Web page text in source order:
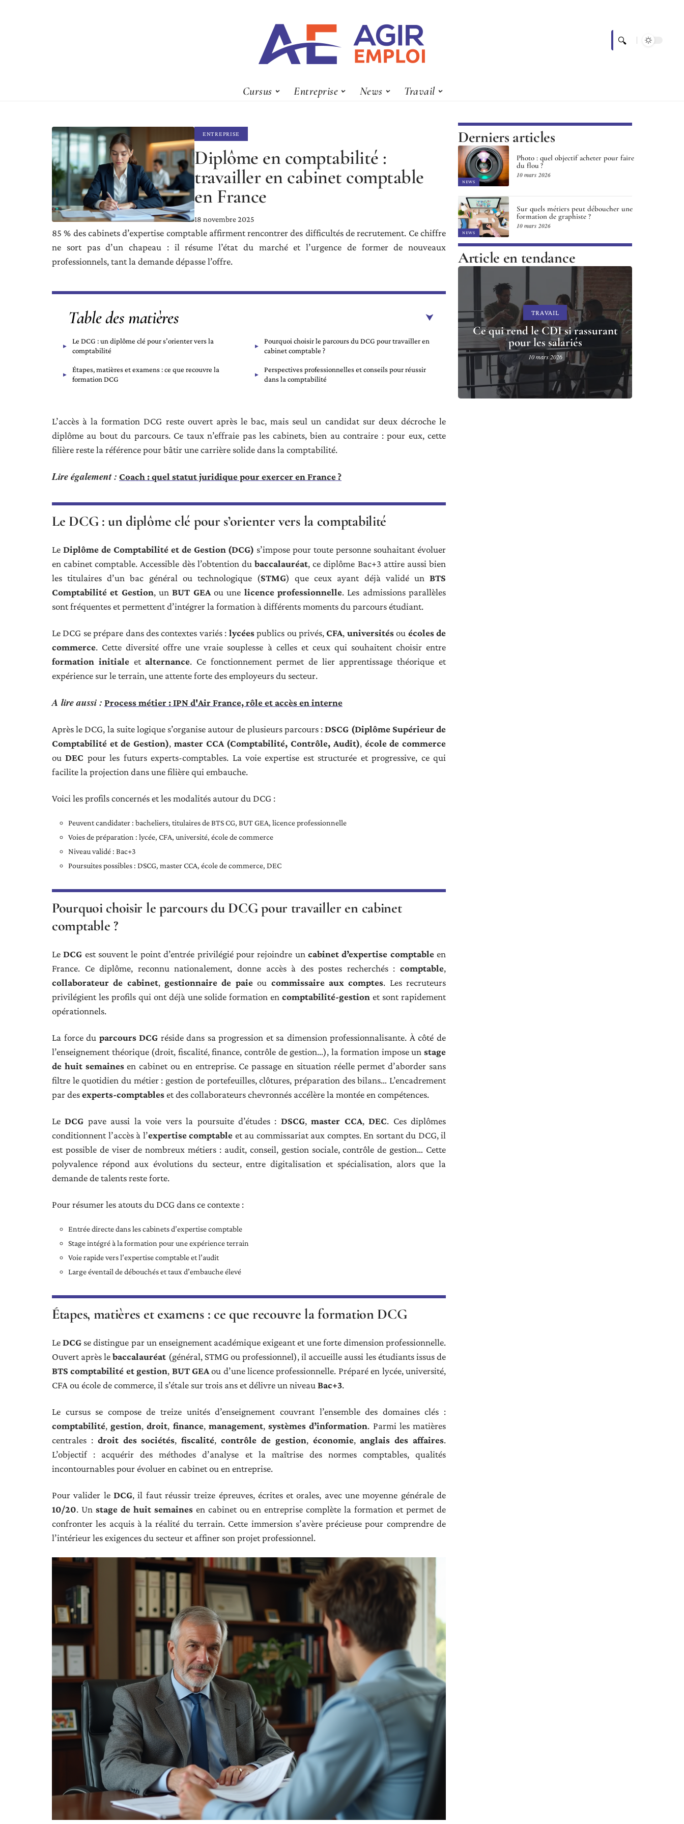
Cursus Entreprise News Travail
ENTREPRISE
Diplôme en comptabilité :
travailler en cabinet comptable
en France
18 novembre 2025
85 % des cabinets d’expertise comptable affirment rencontrer des difficultés de recrutement. Ce chiffre
ne sort pas d’un chapeau : il résume l’état du marché et l’urgence de former de nouveaux
professionnels, tant la demande dépasse l’offre.
Table des matières
Le DCG : un diplôme clé pour s’orienter vers la
comptabilité
Pourquoi choisir le parcours du DCG pour travailler en
cabinet comptable ?
Étapes, matières et examens : ce que recouvre la
formation DCG
Perspectives professionnelles et conseils pour réussir
dans la comptabilité
L’accès à la formation DCG reste ouvert après le bac, mais seul un candidat sur deux décroche le
diplôme au bout du parcours. Ce taux n’effraie pas les cabinets, bien au contraire : pour eux, cette
filière reste la référence pour bâtir une carrière solide dans la comptabilité.
Lire également : Coach : quel statut juridique pour exercer en France ?
Le DCG : un diplôme clé pour s’orienter vers la comptabilité
Le Diplôme de Comptabilité et de Gestion (DCG) s’impose pour toute personne souhaitant évoluer
en cabinet comptable. Accessible dès l’obtention dubaccalauréat, ce diplôme Bac+3 attire aussi bien
les titulaires d’un bac général ou technologique (STMG) que ceux ayant déjà validé un BTS
Comptabilité et Gestion, unBUT GEAou une licence professionnelle. Les admissions parallèles
sont fréquentes et permettent d’intégrer la formation à différents moments du parcours étudiant.
Le DCG se prépare dans des contextes variés : lycéespublics ou privés,CFA, universitésou écoles de
commerce. Cette diversité offre une vraie souplesse à celles et ceux qui souhaitent choisir entre
formation initialeetalternance. Ce fonctionnement permet de lier apprentissage théorique et
expérience sur le terrain, une attente forte des employeurs du secteur.
A lire aussi : Process métier : IPN d'Air France, rôle et accès en interne
Après le DCG, la suite logique s’organise autour de plusieurs parcours :DSCG (Diplôme Supérieur de
Comptabilité et de Gestion), master CCA (Comptabilité, Contrôle, Audit), école de commerce
ouDEC pour les futurs experts-comptables. La voie expertise est structurée et progressive, ce qui
facilite la projection dans une filière qui embauche.
Voici les profils concernés et les modalités autour du DCG :
Peuvent candidater : bacheliers, titulaires de BTS CG, BUT GEA, licence professionnelle
Voies de préparation : lycée, CFA, université, école de commerce
Niveau validé : Bac+3
Poursuites possibles : DSCG, master CCA, école de commerce, DEC
Pourquoi choisir le parcours du DCG pour travailler en cabinet
comptable ?
LeDCG est souvent le point d’entrée privilégié pour rejoindre un cabinet d’expertise comptableen
France. Ce diplôme, reconnu nationalement, donne accès à des postes recherchés : comptable,
collaborateur de cabinet,gestionnaire de paieou commissaire aux comptes. Les recruteurs
privilégient les profils qui ont déjà une solide formation encomptabilité-gestion et sont rapidement
opérationnels.
La force du parcours DCG réside dans sa progression et sa dimension professionnalisante. À côté de
l’enseignement théorique (droit, fiscalité, finance, contrôle de gestion…), la formation impose un stage
de huit semainesen cabinet ou en entreprise. Ce passage en situation réelle permet d’aborder sans
filtre le quotidien du métier : gestion de portefeuilles, clôtures, préparation des bilans… L’encadrement
par desexperts-comptableset des collaborateurs chevronnés accélère la montée en compétences.
LeDCG pave aussi la voie vers la poursuite d’études : DSCG,master CCA,DEC. Ces diplômes
conditionnent l’accès à l’expertise comptable et au commissariat aux comptes. En sortant du DCG, il
est possible de viser de nombreux métiers : audit, conseil, gestion sociale, contrôle de gestion… Cette
polyvalence répond aux évolutions du secteur, entre digitalisation et spécialisation, alors que la
demande de talents reste forte.
Pour résumer les atouts du DCG dans ce contexte :
Entrée directe dans les cabinets d’expertise comptable
Stage intégré à la formation pour une expérience terrain
Voie rapide vers l’expertise comptable et l’audit
Large éventail de débouchés et taux d’embauche élevé
Étapes, matières et examens : ce que recouvre la formation DCG
LeDCG se distingue par un enseignement académique exigeant et une forte dimension professionnelle.
Ouvert après lebaccalauréat (général, STMG ou professionnel), il accueille aussi les étudiants issus de
BTS comptabilité et gestion, BUT GEAou d’une licence professionnelle. Préparé en lycée, université,
CFA ou école de commerce, il s’étale sur trois ans et délivre un niveau Bac+3.
Le cursus se compose de treize unités d’enseignement couvrant l’ensemble des domaines clés :
comptabilité,gestion,droit, finance, management,systèmes d’information. Parmi les matières
centrales : droit des sociétés,fiscalité,contrôle de gestion, économie,anglais des affaires.
L’objectif : acquérir des méthodes d’analyse et la maîtrise des normes comptables, qualités
incontournables pour évoluer en cabinet ou en entreprise.
Pour valider le DCG, il faut réussir treize épreuves, écrites et orales, avec une moyenne générale de
10/20. Un stage de huit semainesen cabinet ou en entreprise complète la formation et permet de
confronter les acquis à la réalité du terrain. Cette immersion s’avère précieuse pour comprendre de
l’intérieur les exigences du secteur et affiner son projet professionnel.
Derniers articles
NEWS
Photo : quel objectif acheter pour faire
du flou ?
10 mars 2026
NEWS
Sur quels métiers peut déboucher une
formation de graphiste ?
10 mars 2026
Article en tendance
TRAVAIL
Ce qui rend le CDI si rassurant
pour les salariés
10 mars 2026